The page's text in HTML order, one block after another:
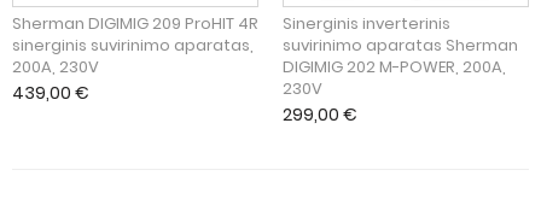
Sherman DIGIMIG 209 ProHIT 4R
sinerginis suvirinimo aparatas,
200A, 230V
439,00 €
Sinerginis inverterinis
suvirinimo aparatas Sherman
DIGIMIG 202 M-POWER, 200A,
230V
299,00 €